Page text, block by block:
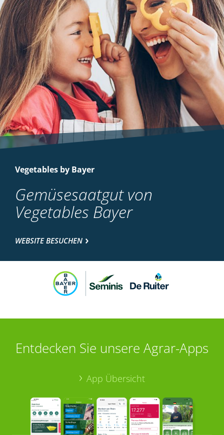
Vegetables by Bayer
Gemüsesaatgut von
Vegetables Bayer
WEBSITE BESUCHEN
Entdecken Sie unsere Agrar-Apps
App Übersicht